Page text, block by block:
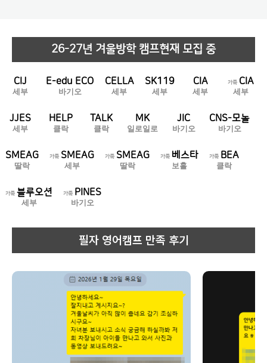
26-27년 겨울방학 캠프현재 모집 중
CIJ
세부
E-edu ECO
바기오
CELLA
세부
SK119
세부
CIA
세부
가족 CIA
세부
JJES
세부
HELP
클락
TALK
클락
MK
일로일로
JIC
바기오
CNS-모놀
바기오
SMEAG
딸락
가족 SMEAG
세부
가족 SMEAG
딸락
가족 베스타
보홀
가족 BEA
클락
가족 블루오션
세부
가족 PINES
바기오
필자 영어캠프 만족 후기